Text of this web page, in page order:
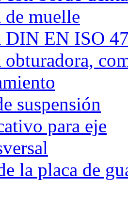
muelle
DIN EN ISO
suspensión
para eje
la placa de